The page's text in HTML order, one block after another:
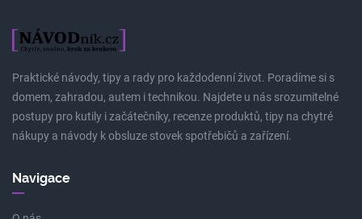
Praktické návody, tipy a rady pro každodenní život. Poradíme si s
domem, zahradou, autem i technikou. Najdete u nás srozumitelné
postupy pro kutily i začátečníky, recenze produktů, tipy na chytré
nákupy a návody k obsluze stovek spotřebičů a zařízení.
Navigace